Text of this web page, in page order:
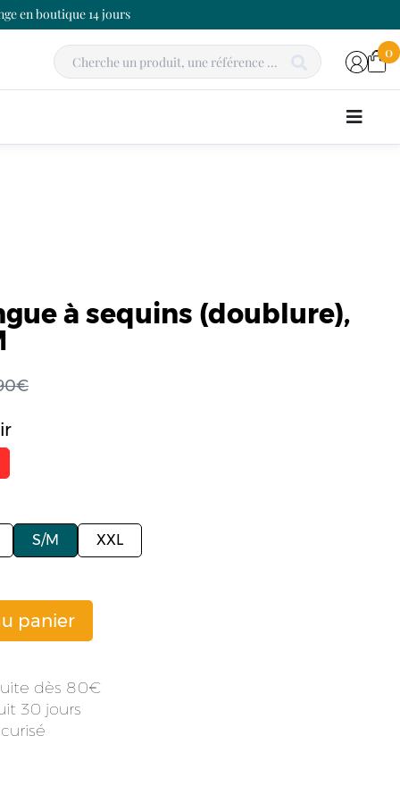
en boutique 14 jours
0
à sequins (doublure),
S/M XXL
panier
dès 80
30 jours